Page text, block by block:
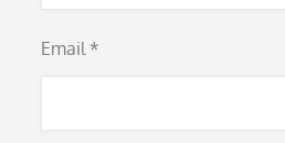
Email *